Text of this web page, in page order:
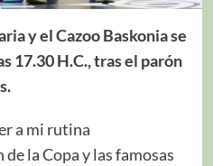
y el Cazoo Baskonia se
17.30 H.C., tras el parón
a mi rutina
la Copa y las famosas